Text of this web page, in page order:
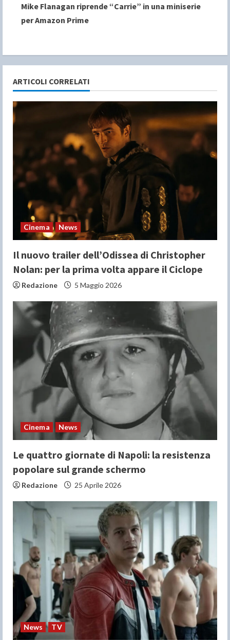
t
n
u
e
a
d
n
g
Mike Flanagan riprende “Carrie” in una miniserie
per Amazon Prime
ARTICOLI CORRELATI
Cinema News
Il nuovo trailer dell’Odissea di Christopher
Nolan: per la prima volta appare il Ciclope
Redazione 5 Maggio 2026
Cinema News
Le quattro giornate di Napoli: la resistenza
popolare sul grande schermo
Redazione 25 Aprile 2026
News TV